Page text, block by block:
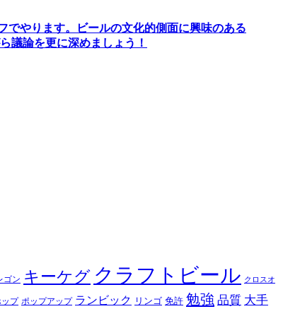
でやります。
ビールの文化的側面に興味のある
議論を更に深めましょう！
ゴン キーケグ クラフトビール クロスオ
プ ポップアップ ランビック リンゴ 免許 勉強 品質 大手